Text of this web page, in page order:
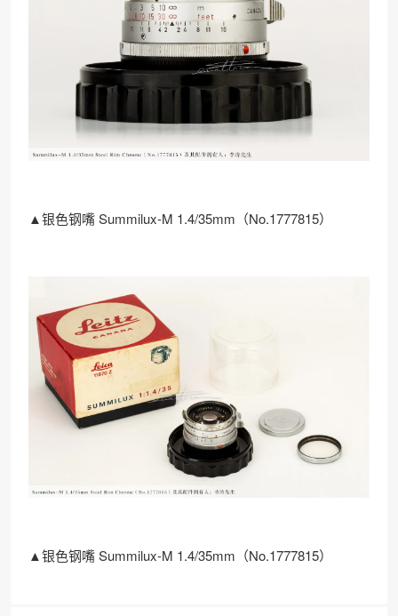
▲银色钢嘴 Summilux-M 1.4/35mm（No.1777815）
▲银色钢嘴 Summilux-M 1.4/35mm（No.1777815）